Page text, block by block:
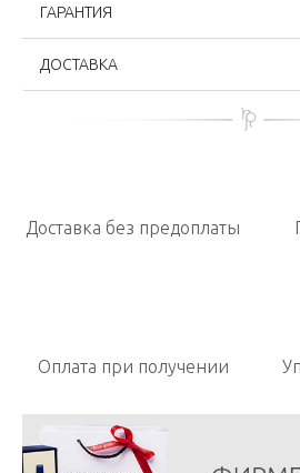
ГАРАНТИЯ
ДОСТАВКА
Доставка без предоплаты
Оплата при получении